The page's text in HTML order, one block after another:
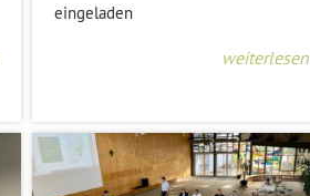
eingeladen
weiterlesen